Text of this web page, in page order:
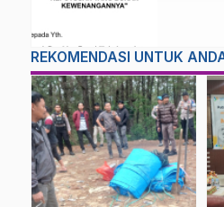
REKOMENDASI UNTUK